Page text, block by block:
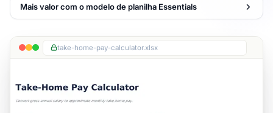
Mais valor com o modelo de planilha Essentials
take-home-pay-calculator.xlsx